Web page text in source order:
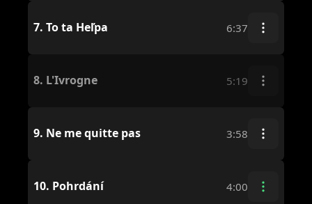
7. To ta Heľpa 6:37
8. L'Ivrogne 5:19
9. Ne me quitte pas 3:58
10. Pohrdání 4:00